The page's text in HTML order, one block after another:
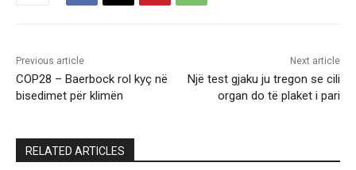
Previous article
COP28 – Baerbock rol kyç në
bisedimet për klimën
Next article
Një test gjaku ju tregon se cili
organ do të plaket i pari
RELATED ARTICLES